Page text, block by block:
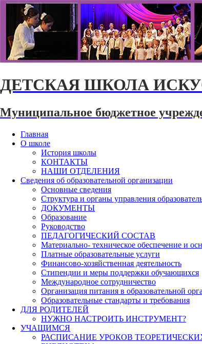
ДЕТСКАЯ ШКОЛА
Муниципальное бюджетное
Главная
О школе
История школы
КОНТАКТЫ
НАШИ ОТДЕЛЕНИЯ
Сведения об образовательной организации
Основные сведения
Структура и органы управления
ДОКУМЕНТЫ
Образование
Руководство
ПЕДАГОГИЧЕСКИЙ СОСТАВ
Материально- техническое обеспечение и
Платные образовательные услуги
Финансово-хозяйственная деятельность
Стипендии и меры поддержки обучающихся
Международное сотрудничество
Организация питания в образовательной
Образовательные стандарты и требования
ДЛЯ РОДИТЕЛЕЙ
НУЖНО НАСТРОИТЬ ИНСТРУМЕНТ?
УЧАЩИМСЯ
РАСПИСАНИЕ УРОКОВ